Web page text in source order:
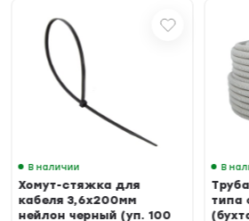
В наличии
Хомут-стяжка для
кабеля 3,6х200мм
нейлон черный (уп. 100
В
типа